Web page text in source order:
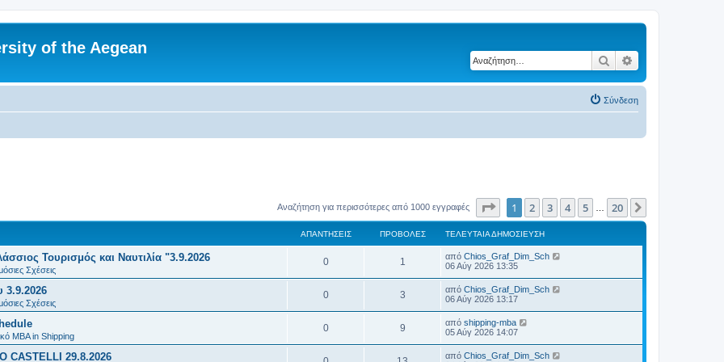
of the Aegean
Αναζήτηση
Σύνδεση
Αναζήτηση για περισσότερες από 1000 εγγραφές Σελίδα1 από 20
1 2 3 4 5 20
ΑΠΑΝΤΉΣΕΙΣ ΠΡΟΒΟΛΈΣ ΤΕΛΕΥΤΑΊΑ ΔΗΜΟΣΊΕΥΣΗ
Τουρισμός και Ναυτιλία "3.9.2026
Σχέσεις
0Α
π
ν
τ
1
ρ
β
ο
Τ
ε
υ
τ
α
ί
α
δ
η
από Chios_Graf_Dim_Sch
06 Αύγ 2026 13:35
3.9.2026
Σχέσεις
0Α
π
ν
3Π
ρ
β
Τ
ε
υ
τ
α
ί
από Chios_Graf_Dim_Sch
06 Αύγ 2026 13:17
MBA in Shipping
0Α
π
9Π
ρ
Τ
ε
υ
από shipping-mba
05 Αύγ 2026 14:07
29.8.2026
Τ
από Chios_Graf_Dim_Sch